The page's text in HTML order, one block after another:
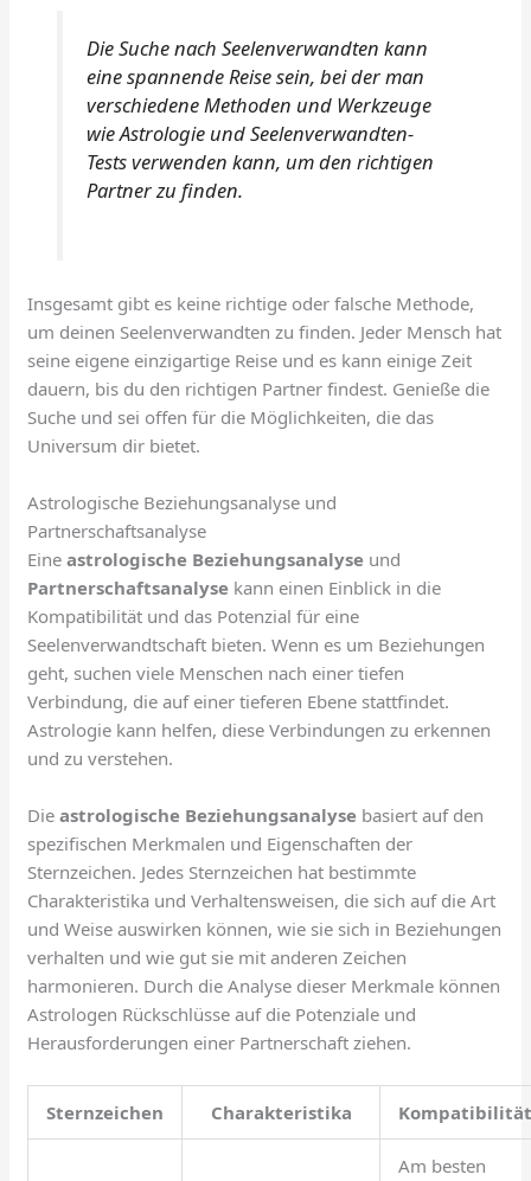
Die Suche nach Seelenverwandten kann
eine spannende Reise sein, bei der man
verschiedene Methoden und Werkzeuge
wie Astrologie und Seelenverwandten-
Tests verwenden kann, um den richtigen
Partner zu finden.
Insgesamt gibt es keine richtige oder falsche Methode,
um deinen Seelenverwandten zu finden. Jeder Mensch hat
seine eigene einzigartige Reise und es kann einige Zeit
dauern, bis du den richtigen Partner findest. Genieße die
Suche und sei offen für die Möglichkeiten, die das
Universum dir bietet.
Astrologische Beziehungsanalyse und
Partnerschaftsanalyse
Eineastrologische Beziehungsanalyse und
Partnerschaftsanalyse kann einen Einblick in die
Kompatibilität und das Potenzial für eine
Seelenverwandtschaft bieten. Wenn es um Beziehungen
geht, suchen viele Menschen nach einer tiefen
Verbindung, die auf einer tieferen Ebene stattfindet.
Astrologie kann helfen, diese Verbindungen zu erkennen
und zu verstehen.
Dieastrologische Beziehungsanalyse basiert auf den
spezifischen Merkmalen und Eigenschaften der
Sternzeichen. Jedes Sternzeichen hat bestimmte
Charakteristika und Verhaltensweisen, die sich auf die Art
und Weise auswirken können, wie sie sich in Beziehungen
verhalten und wie gut sie mit anderen Zeichen
harmonieren. Durch die Analyse dieser Merkmale können
Astrologen Rückschlüsse auf die Potenziale und
Herausforderungen einer Partnerschaft ziehen.
Sternzeichen Charakteristika
Am besten